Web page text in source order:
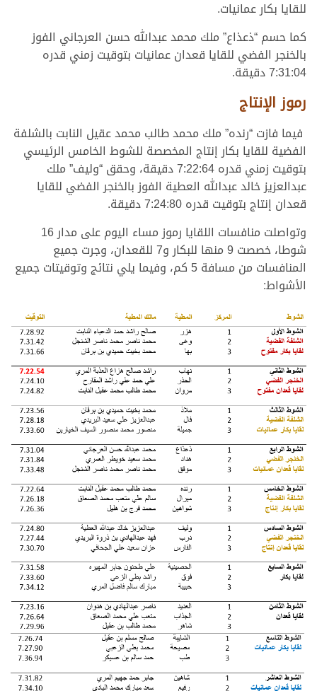
للقايا بكار عمانيات.
كما حسم “ذعذاع” ملك محمد عبدالله حسن العرجاني الفوز
بالخنجر الفضي للقايا قعدان عمانيات بتوقيت زمني قدره
7:31:04 دقيقة.
رموز الإنتاج
فيما فازت “رنده” ملك محمد طالب محمد عقيل النابت بالشلفة
الفضية للقايا بكار إنتاج المخصصة للشوط الخامس الرئيسي
بتوقيت زمني قدره 7:22:64 دقيقة، وحقق “وليف” ملك
عبدالعزيز خالد عبدالله العطية الفوز بالخنجر الفضي للقايا
قعدان إنتاج بتوقيت قدره 7:24:80 دقيقة.
وتواصلت منافسات اللقايا رموز مساء اليوم على مدار 16
شوطا، خصصت 9 منها للبكار و7 للقعدان، وجرت جميع
المنافسات من مسافة 5 كم، وفيما يلي نتائج وتوقيتات جميع
الأشواط: